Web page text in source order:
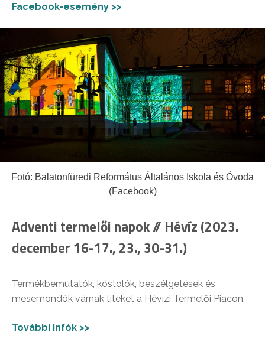
Facebook-esemény >>
Fotó: Balatonfüredi Református Általános Iskola és Óvoda
(Facebook)
Adventi termelői napok // Hévíz (2023.
december 16-17., 23., 30-31.)
Termékbemutatók, kóstolók, beszélgetések és
mesemondók várnak titeket a Hévízi Termelői Piacon.
További infók >>